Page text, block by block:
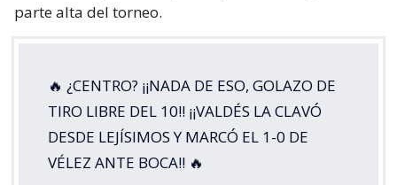
parte alta del torneo.
🔥 ¿CENTRO? ¡¡NADA DE ESO, GOLAZO DE
TIRO LIBRE DEL 10!! ¡¡VALDÉS LA CLAVÓ
DESDE LEJÍSIMOS Y MARCÓ EL 1-0 DE
VÉLEZ ANTE BOCA!! 🔥